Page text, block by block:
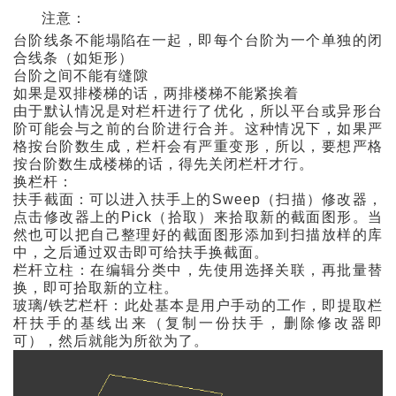
注意：
台阶线条不能塌陷在一起，即每个台阶为一个单独的闭
合线条（如矩形）
台阶之间不能有缝隙
如果是双排楼梯的话，两排楼梯不能紧挨着
由于默认情况是对栏杆进行了优化，所以平台或异形台
阶可能会与之前的台阶进行合并。这种情况下，如果严
格按台阶数生成，栏杆会有严重变形，所以，要想严格
按台阶数生成楼梯的话，得先关闭栏杆才行。
换栏杆：
扶手截面：可以进入扶手上的Sweep（扫描）修改器，
点击修改器上的Pick（拾取）来拾取新的截面图形。当
然也可以把自己整理好的截面图形添加到扫描放样的库
中，之后通过双击即可给扶手换截面。
栏杆立柱：在编辑分类中，先使用选择关联，再批量替
换，即可拾取新的立柱。
玻璃/铁艺栏杆：此处基本是用户手动的工作，即提取栏
杆扶手的基线出来（复制一份扶手，删除修改器即
可），然后就能为所欲为了。